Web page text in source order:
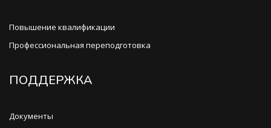
Повышение квалификации
Профессиональная переподготовка
ПОДДЕРЖКА
Документы